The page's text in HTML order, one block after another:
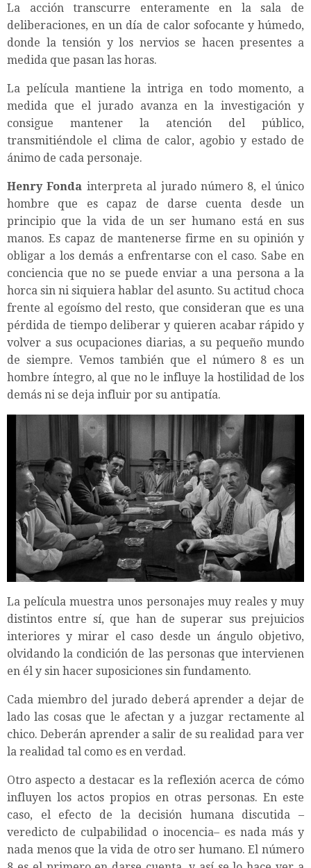
La acción transcurre enteramente en la sala de
deliberaciones, en un día de calor sofocante y húmedo,
donde la tensión y los nervios se hacen presentes a
medida que pasan las horas.
La película mantiene la intriga en todo momento, a
medida que el jurado avanza en la investigación y
consigue mantener la atención del público,
transmitiéndole el clima de calor, agobio y estado de
ánimo de cada personaje.
Henry Fonda interpreta al jurado número 8, el único
hombre que es capaz de darse cuenta desde un
principio que la vida de un ser humano está en sus
manos. Es capaz de mantenerse firme en su opinión y
obligar a los demás a enfrentarse con el caso. Sabe en
conciencia que no se puede enviar a una persona a la
horca sin ni siquiera hablar del asunto. Su actitud choca
frente al egoísmo del resto, que consideran que es una
pérdida de tiempo deliberar y quieren acabar rápido y
volver a sus ocupaciones diarias, a su pequeño mundo
de siempre. Vemos también que el número 8 es un
hombre íntegro, al que no le influye la hostilidad de los
demás ni se deja influir por su antipatía.
La película muestra unos personajes muy reales y muy
distintos entre sí, que han de superar sus prejuicios
interiores y mirar el caso desde un ángulo objetivo,
olvidando la condición de las personas que intervienen
en él y sin hacer suposiciones sin fundamento.
Cada miembro del jurado deberá aprender a dejar de
lado las cosas que le afectan y a juzgar rectamente al
chico. Deberán aprender a salir de su realidad para ver
la realidad tal como es en verdad.
Otro aspecto a destacar es la reflexión acerca de cómo
influyen los actos propios en otras personas. En este
caso, el efecto de la decisión humana discutida –
veredicto de culpabilidad o inocencia– es nada más y
nada menos que la vida de otro ser humano. El número